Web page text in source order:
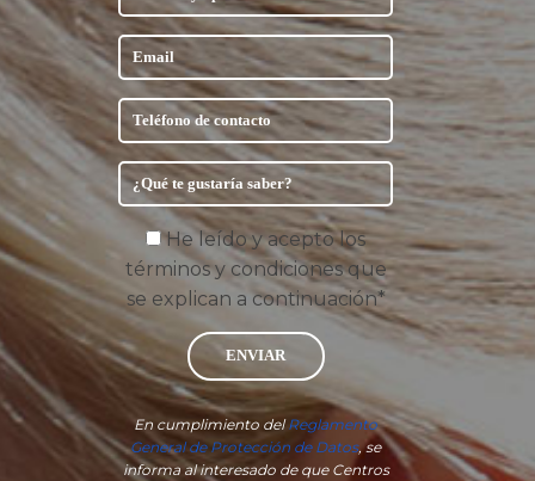
He leído y acepto los
términos y condiciones que
se explican a continuación*
ENVIAR
En cumplimiento delReglamento
General de Protección de Datos, se
informa al interesado de que Centros